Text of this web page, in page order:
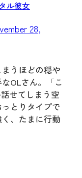
ル彼女
28,
うほどの穏や
OLさん。「こ
せてしまう空
とりタイプで
、たまに行動